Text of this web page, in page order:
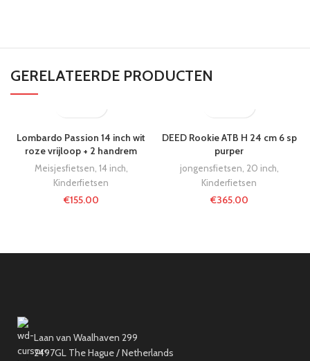
GERELATEERDE PRODUCTEN
Lombardo Passion 14 inch wit
roze vrijloop + 2 handrem
Meisjesfietsen 14 inch
Kinderfietsen
€155.00
DEED Rookie ATB H 24 cm 6 sp
purper
jongensfietsen 20 inch
Kinderfietsen
€365.00
Laan van Waalhaven 299
2497GL The Hague / Netherlands